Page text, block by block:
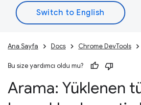
Ana Sayfa Docs Chrome DevTools
Bu size yardımcı oldu mu?
Arama: Yüklenen